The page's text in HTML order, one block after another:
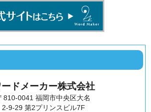
ードメーカー株式会社
810-0041 福岡市中央区大名
2-9-29 第2プリンスビル7F